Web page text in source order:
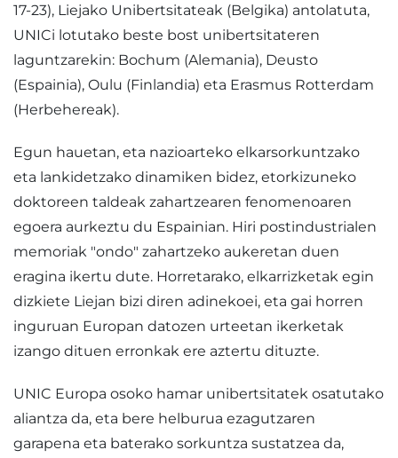
17-23), Liejako Unibertsitateak (Belgika) antolatuta,
UNICi lotutako beste bost unibertsitateren
laguntzarekin: Bochum (Alemania), Deusto
(Espainia), Oulu (Finlandia) eta Erasmus Rotterdam
(Herbehereak).
Egun hauetan, eta nazioarteko elkarsorkuntzako
eta lankidetzako dinamiken bidez, etorkizuneko
doktoreen taldeak zahartzearen fenomenoaren
egoera aurkeztu du Espainian. Hiri postindustrialen
memoriak "ondo" zahartzeko aukeretan duen
eragina ikertu dute. Horretarako, elkarrizketak egin
dizkiete Liejan bizi diren adinekoei, eta gai horren
inguruan Europan datozen urteetan ikerketak
izango dituen erronkak ere aztertu dituzte.
UNIC Europa osoko hamar unibertsitatek osatutako
aliantza da, eta bere helburua ezagutzaren
garapena eta baterako sorkuntza sustatzea da,